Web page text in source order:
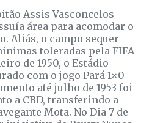
Assis Vasconcelos
área para acomodar o
Aliás, o campo sequer
toleradas pela FIFA
de 1950, o Estádio
com o jogo Pará 1×0
até julho de 1953 foi
a CBD, transferindo a
Mota. No Dia 7 de